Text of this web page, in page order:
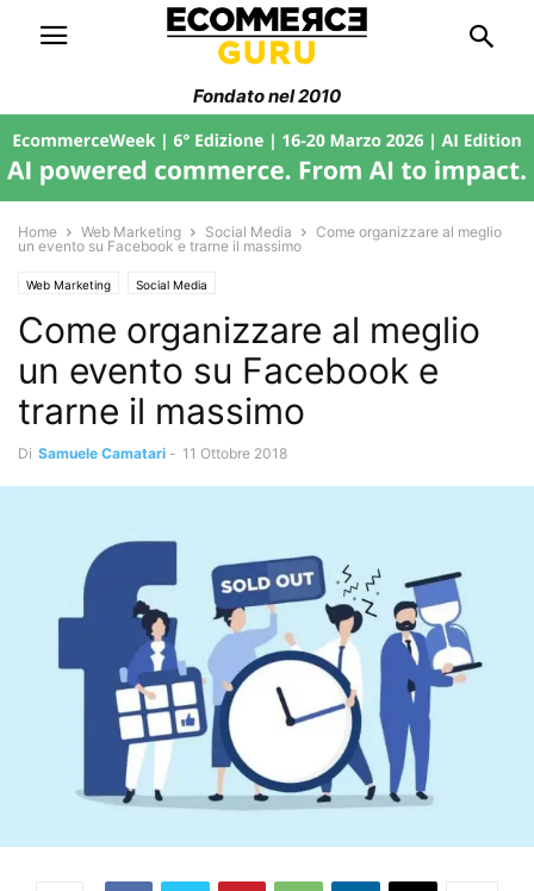
Fondato nel 2010
Home Web Marketing Social Media
Come organizzare al meglio
un evento su Facebook e trarne il massimo
Web Marketing Social Media
Come organizzare al meglio
un evento su Facebook e
trarne il massimo
Di Samuele Camatari - 11 Ottobre 2018